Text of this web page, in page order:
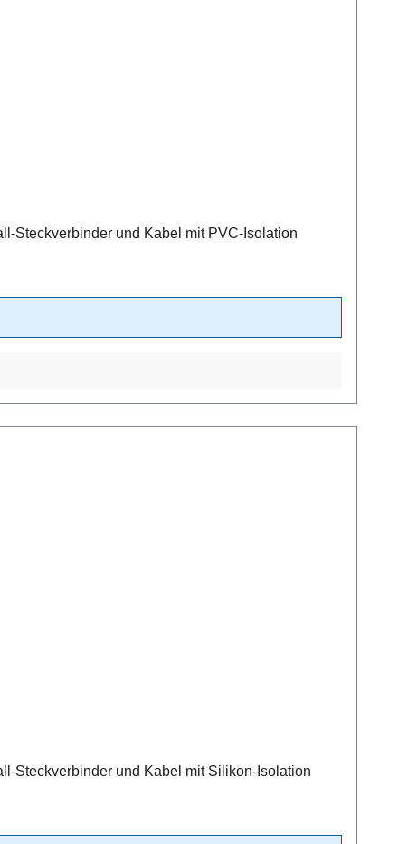
Steckverbinder und Kabel mit PVC-Isolation
Steckverbinder und Kabel mit Silikon-Isolation